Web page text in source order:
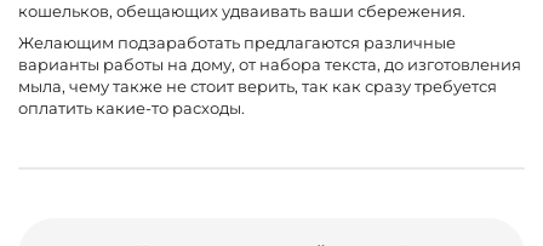
кошельков, обещающих удваивать ваши сбережения.
Желающим подзаработать предлагаются различные
варианты работы на дому, от набора текста, до изготовления
мыла, чему также не стоит верить, так как сразу требуется
оплатить какие-то расходы.